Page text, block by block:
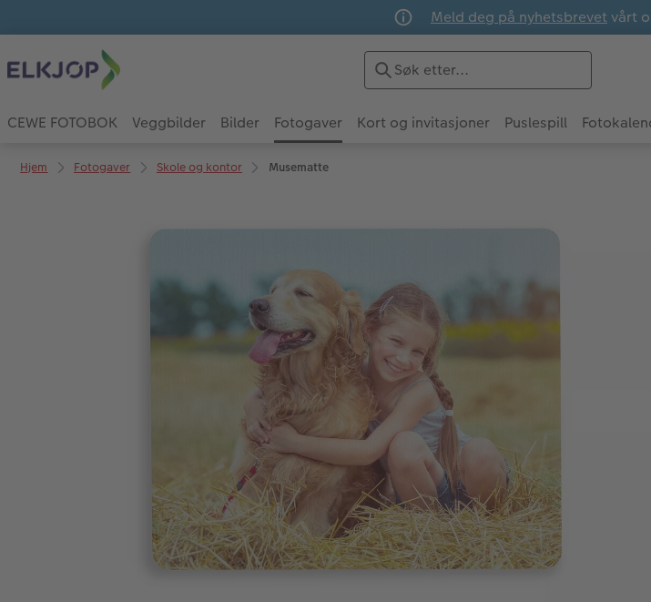
Meld deg på nyhetsbrevet vårt
CEWE FOTOBOK Veggbilder Bilder Fotogaver Kort og invitasjoner Puslespill
Hjem Fotogaver Skole og kontor Musematte